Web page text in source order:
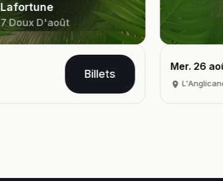
et Thomas
5@7 Doux D'août
Mer. 26 août